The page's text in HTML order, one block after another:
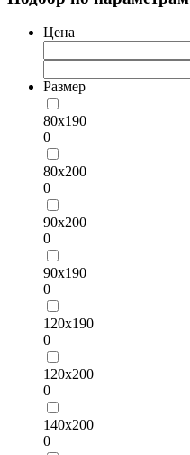
Цена
Размер
80x190
0
80x200
0
90x200
0
90x190
0
120x190
0
120x200
0
140x200
0